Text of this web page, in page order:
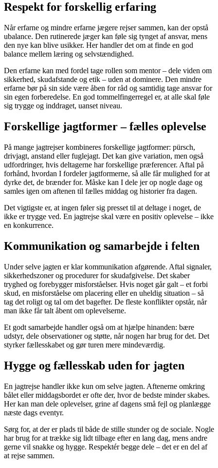
Respekt for forskellig erfaring
Når erfarne og mindre erfarne jægere rejser sammen, kan der opstå
ubalance. Den rutinerede jæger kan føle sig tynget af ansvar, mens
den nye kan blive usikker. Her handler det om at finde en god
balance mellem læring og selvstændighed.
Den erfarne kan med fordel tage rollen som mentor – dele viden om
sikkerhed, skudafstande og etik – uden at dominere. Den mindre
erfarne bør på sin side være åben for råd og samtidig tage ansvar for
sin egen forberedelse. En god tommelfingerregel er, at alle skal føle
sig trygge og inddraget, uanset niveau.
Forskellige jagtformer – fælles oplevelse
På mange jagtrejser kombineres forskellige jagtformer: pürsch,
drivjagt, anstand eller fuglejagt. Det kan give variation, men også
udfordringer, hvis deltagerne har forskellige præferencer. Aftal på
forhånd, hvordan I fordeler jagtformerne, så alle får mulighed for at
dyrke det, de brænder for. Måske kan I dele jer op nogle dage og
samles igen om aftenen til fælles middag og historier fra dagen.
Det vigtigste er, at ingen føler sig presset til at deltage i noget, de
ikke er trygge ved. En jagtrejse skal være en positiv oplevelse – ikke
en konkurrence.
Kommunikation og samarbejde i felten
Under selve jagten er klar kommunikation afgørende. Aftal signaler,
sikkerhedszoner og procedurer for skudafgivelse. Det skaber
tryghed og forebygger misforståelser. Hvis noget går galt – et forbi
skud, en misforståelse om placering eller en uheldig situation – så
tag det roligt og tal om det bagefter. De fleste konflikter opstår, når
man ikke får talt åbent om oplevelserne.
Et godt samarbejde handler også om at hjælpe hinanden: bære
udstyr, dele observationer og støtte, når nogen har brug for det. Det
styrker fællesskabet og gør turen mere mindeværdig.
Hygge og fællesskab uden for jagten
En jagtrejse handler ikke kun om selve jagten. Aftenerne omkring
bålet eller middagsbordet er ofte der, hvor de bedste minder skabes.
Her kan man dele oplevelser, grine af dagens små fejl og planlægge
næste dags eventyr.
Sørg for, at der er plads til både de stille stunder og de sociale. Nogle
har brug for at trække sig lidt tilbage efter en lang dag, mens andre
gerne vil snakke og hygge. Respektér begge dele – det er en del af
at rejse sammen.